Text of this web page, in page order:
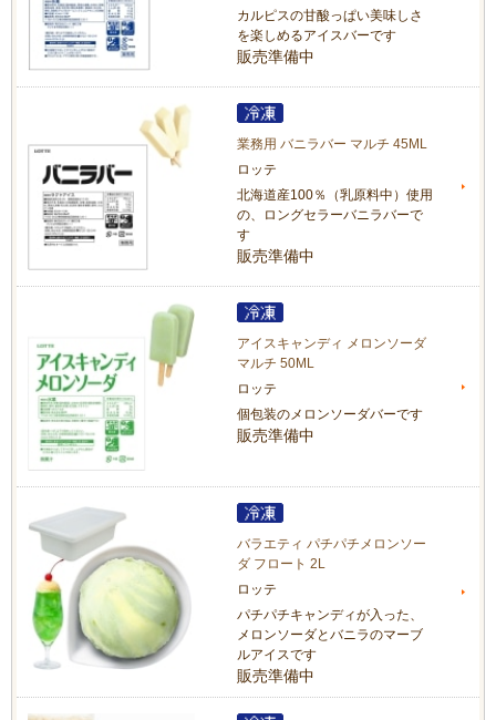
カルピスの甘酸っぱい美味しさ
を楽しめるアイスバーです
販売準備中
業務用 バニラバー マルチ 45ML
ロッテ
北海道産100％（乳原料中）使用
の、ロングセラーバニラバーで
す
販売準備中
アイスキャンディ メロンソーダ
マルチ 50ML
ロッテ
個包装のメロンソーダバーです
販売準備中
バラエティ パチパチメロンソー
ダ フロート 2L
ロッテ
パチパチキャンディが入った、
メロンソーダとバニラのマーブ
ルアイスです
販売準備中